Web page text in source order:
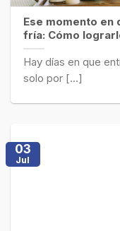
Ese momento en
fría: Cómo
Hay días en que
solo por [...]
03
Jul